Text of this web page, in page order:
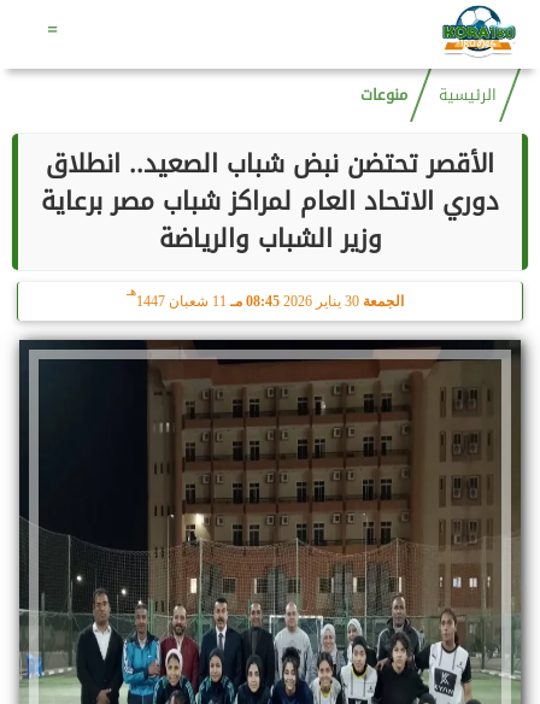
=
الرئيسية منوعات
الأقصر تحتضن نبض شباب الصعيد.. انطلاق
دوري الاتحاد العام لمراكز شباب مصر برعاية
وزير الشباب والرياضة
الجمعة 08:45 مـ 11 شعبان 1447
هـ